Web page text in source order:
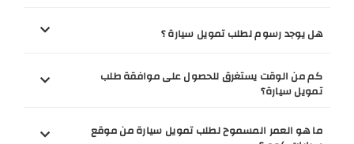
هل يوجد رسوم لطلب تمويل سيارة ؟
كم من الوقت يستغرق للحصول على موافقة طلب
تمويل سيارة؟
ما هو العمر المسموح لطلب تمويل سيارة من موقع